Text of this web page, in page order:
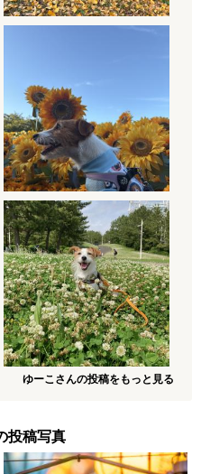
ゆーこさんの投稿をもっと見る
投稿写真